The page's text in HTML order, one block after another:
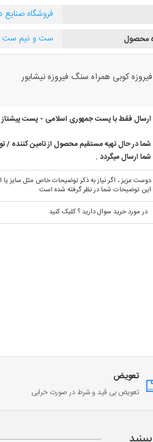
فروشگاه
محصول ست و نیم ست
کوبی همراه سنگ فیروزه نیشابور
ارسال فقط با پست جمهوری اسلامی - پست پیشتاز
شما در حال تهیه مستقیم محصول از تامین کننده /
شما ارسال میگردد .
دوست عزیز ، اگر نیاز به ذکر توضیحات خاص مثل سایز یا
این توضیحات شما در نظر گرفته شده است
در مورد خرید سوال دارید ؟ کلیک کنید
تعویض
تعویض بی قید و شرط در صورت خرابی